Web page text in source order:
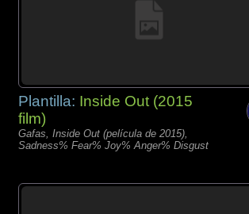
Plantilla: Inside Out (2015
film)
Gafas, Inside Out (película de 2015),
Sadness% Fear% Joy% Anger% Disgust